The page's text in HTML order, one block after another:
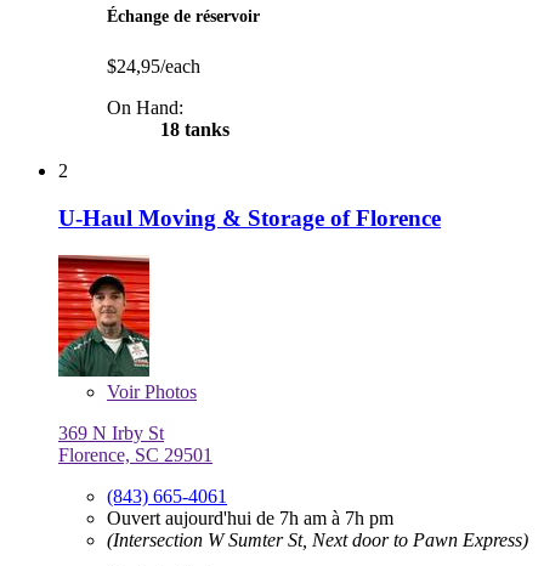
Échange de réservoir
$24,95/each
On Hand:
18 tanks
2
U-Haul Moving & Storage of Florence
VoirPhotos
369 N Irby St
Florence, SC 29501
(843) 665-4061
Ouvert aujourd'hui de 7h am à 7h pm
(Intersection W Sumter St, Next door to Pawn Express)